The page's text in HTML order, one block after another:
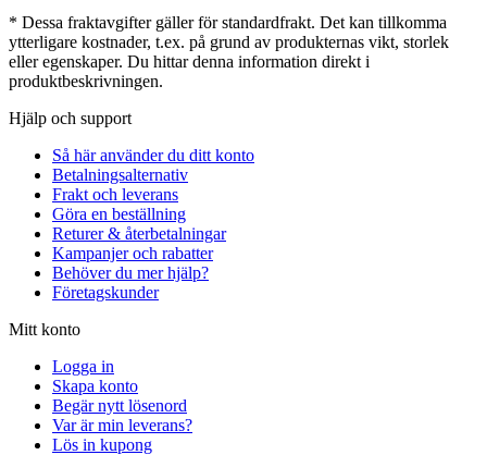
* Dessa fraktavgifter gäller för standardfrakt. Det kan tillkomma
ytterligare kostnader, t.ex. på grund av produkternas vikt, storlek
eller egenskaper. Du hittar denna information direkt i
produktbeskrivningen.
Hjälp och support
Så här använder du ditt konto
Betalningsalternativ
Frakt och leverans
Göra en beställning
Returer & återbetalningar
Kampanjer och rabatter
Behöver du mer hjälp?
Företagskunder
Mitt konto
Logga in
Skapa konto
Begär nytt lösenord
Var är min leverans?
Lös in kupong